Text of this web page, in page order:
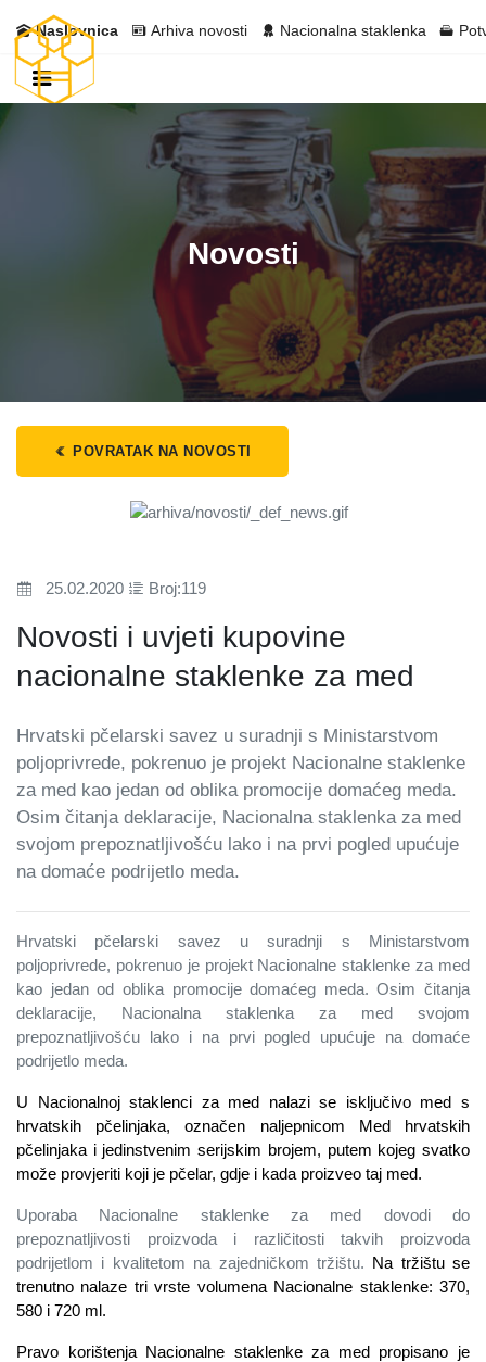
Naslovnica Arhiva novosti Nacionalna staklenka
Novosti
POVRATAK NA NOVOSTI
25.02.2020 Broj:119
Novosti i uvjeti kupovine
nacionalne staklenke za med
Hrvatski pčelarski savez u suradnji s Ministarstvom
poljoprivrede, pokrenuo je projekt Nacionalne staklenke
za med kao jedan od oblika promocije domaćeg meda.
Osim čitanja deklaracije, Nacionalna staklenka za med
svojom prepoznatljivošću lako i na prvi pogled upućuje
na domaće podrijetlo meda.
Hrvatski pčelarski savez u suradnji s Ministarstvom
poljoprivrede, pokrenuo je projekt Nacionalne staklenke za med
kao jedan od oblika promocije domaćeg meda. Osim čitanja
deklaracije, Nacionalna staklenka za med svojom
prepoznatljivošću lako i na prvi pogled upućuje na domaće
podrijetlo meda.
U Nacionalnoj staklenci za med nalazi se isključivo med s
hrvatskih pčelinjaka, označen naljepnicom Med hrvatskih
pčelinjaka i jedinstvenim serijskim brojem, putem kojeg svatko
može provjeriti koji je pčelar, gdje i kada proizveo taj med.
Uporaba Nacionalne staklenke za med dovodi do
prepoznatljivosti proizvoda i različitosti takvih proizvoda
podrijetlom i kvalitetom na zajedničkom tržištu. Na tržištu se
trenutno nalaze tri vrste volumena Nacionalne staklenke: 370,
580 i 720 ml.
Pravo korištenja Nacionalne staklenke za med propisano je